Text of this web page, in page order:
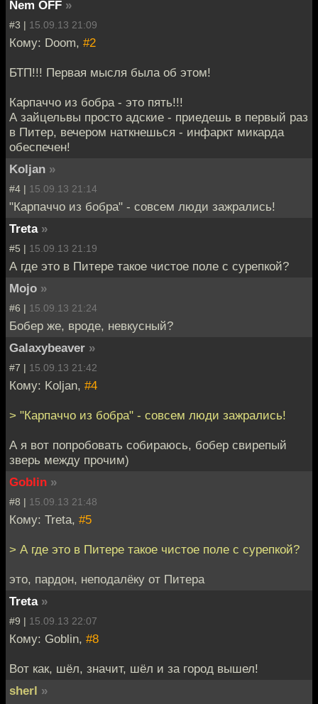
Nem OFF »
#3 | 15.09.13 21:09
Кому: Doom, #2
БТП!!! Первая мысля была об этом!
Карпаччо из бобра - это пять!!!
А зайцельвы просто адские - приедешь в первый раз
в Питер, вечером наткнешься - инфаркт микарда
обеспечен!
Koljan »
#4 | 15.09.13 21:14
"Карпаччо из бобра" - совсем люди зажрались!
Treta »
#5 | 15.09.13 21:19
А где это в Питере такое чистое поле с сурепкой?
Mojo »
#6 | 15.09.13 21:24
Бобер же, вроде, невкусный?
Galaxybeaver »
#7 | 15.09.13 21:42
Кому: Koljan, #4
> "Карпаччо из бобра" - совсем люди зажрались!
А я вот попробовать собираюсь, бобер свирепый
зверь между прочим)
Goblin »
#8 | 15.09.13 21:48
Кому: Treta, #5
> А где это в Питере такое чистое поле с сурепкой?
это, пардон, неподалёку от Питера
Treta »
#9 | 15.09.13 22:07
Кому: Goblin, #8
Вот как, шёл, значит, шёл и за город вышел!
sherl »